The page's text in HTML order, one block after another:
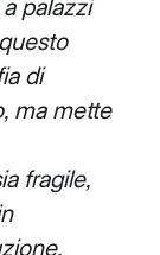
palazzi
di
ma mette
fragile,